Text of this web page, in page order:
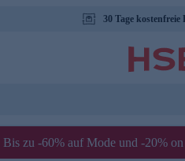
30 Tage kostenfreie
Bis zu -60% auf Mode und -20%